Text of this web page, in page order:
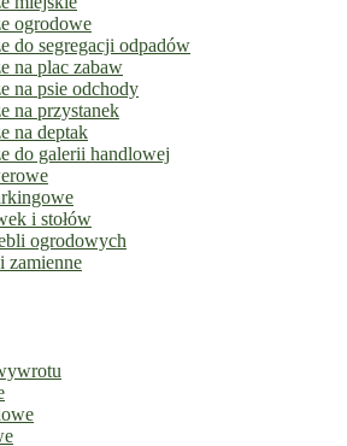
ogrodowe
do segregacji odpadów
na plac zabaw
na psie odchody
na przystanek
na deptak
do galerii handlowej
i stołów
ogrodowych
zamienne